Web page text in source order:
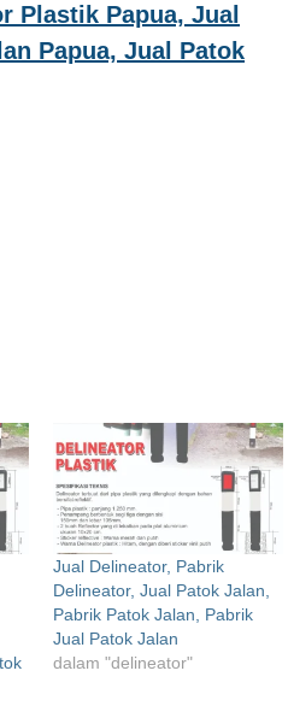
Plastik Papua, Jual
Papua, Jual Patok
Jual Delineator, Pabrik
Delineator, Jual Patok Jalan,
Pabrik Patok Jalan, Pabrik
Jual Patok Jalan
dalam "delineator"